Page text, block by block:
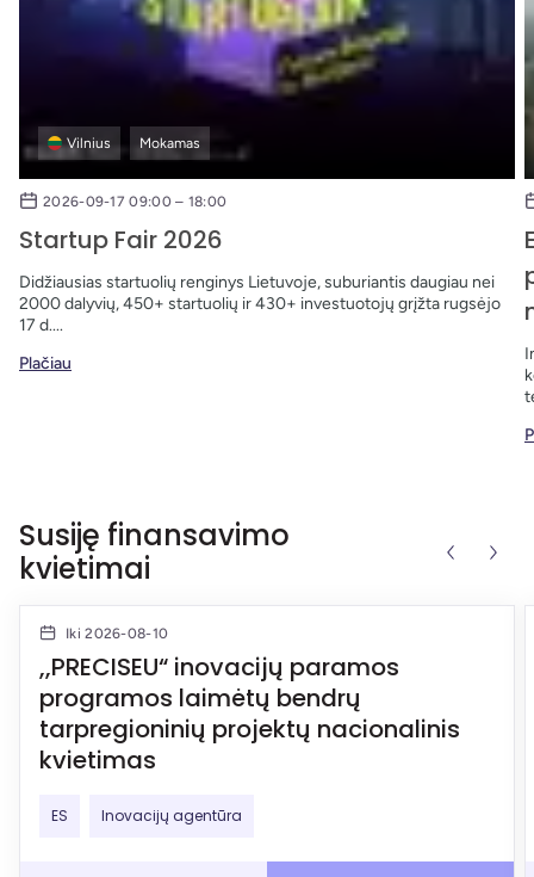
Vilnius Mokamas
2026-09-17 09:00 – 18:00
Startup Fair 2026
Didžiausias startuolių renginys Lietuvoje, suburiantis daugiau nei
2000 dalyvių, 450+ startuolių ir 430+ investuotojų grįžta rugsėjo
17 d....
Plačiau
Susiję finansavimo
kvietimai
Iki 2026-08-10
,,PRECISEU“ inovacijų paramos
programos laimėtų bendrų
tarpregioninių projektų nacionalinis
kvietimas
ES Inovacijų agentūra